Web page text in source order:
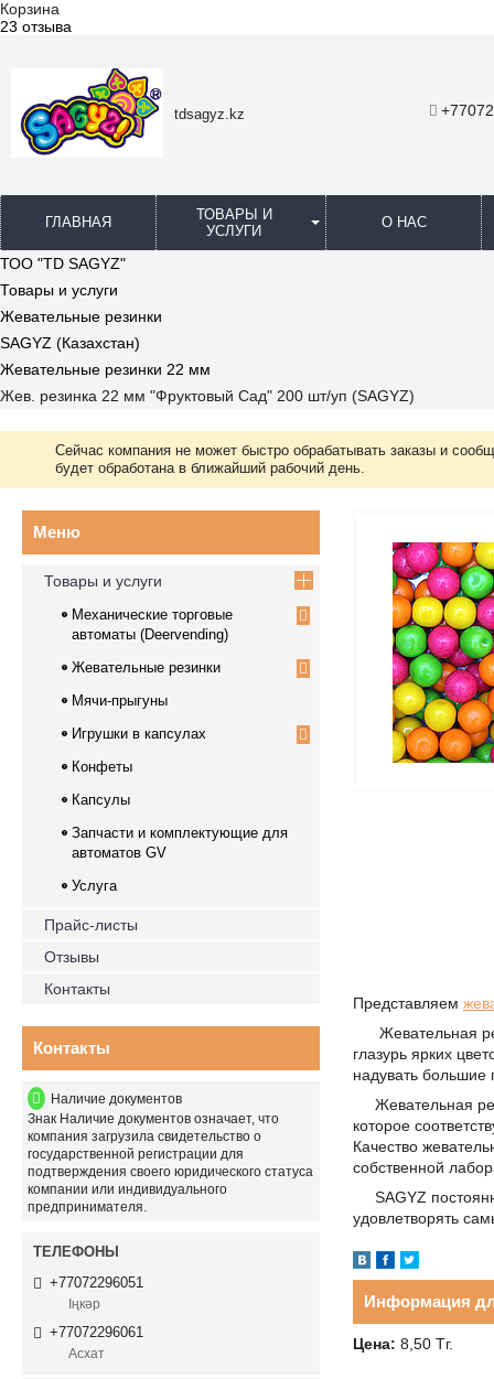
Корзина
23 отзыва
tdsagyz.kz
ГЛАВНАЯ
ТОВАРЫ И
УСЛУГИ
О НАС
ТОО "TD SAGYZ"
Товары и услуги
Жевательные резинки
SAGYZ (Казахстан)
Жевательные резинки 22 мм
Жев. резинка 22 мм "Фруктовый Сад" 200 шт/уп (SAGYZ)
Сейчас компания не может быстро обрабатывать заказы и
будет обработана в ближайший рабочий день.
Представляем
Жевательная
глазурь ярких
надувать большие
Жевательная
которое
Качество
собственной
SAGYZ
удовлетворять
Информация
Цена: 8,50 Тг.
Товары и услуги
Механические торговые
автоматы (Deervending)
Жевательные резинки
Мячи-прыгуны
Игрушки в капсулах
Конфеты
Капсулы
Запчасти и комплектующие для
автоматов GV
Услуга
Прайс-листы
Отзывы
Контакты
Контакты
Наличие документов
Знак Наличие документов означает, что
компания загрузила свидетельство о
государственной регистрации для
подтверждения своего юридического статуса
компании или индивидуального
предпринимателя.
+77072296051
Іңкәр
+77072296061
Асхат